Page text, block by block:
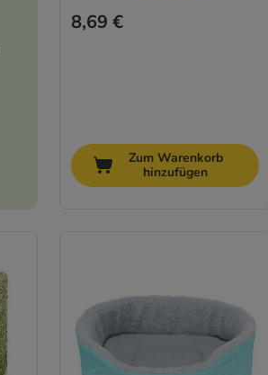
8,69 €
Zum Warenkorb
hinzufügen